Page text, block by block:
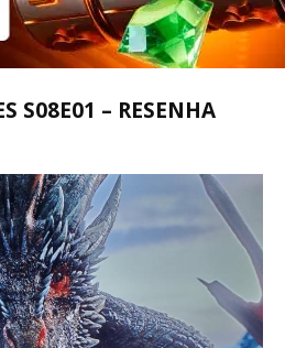
S08E01 – RESENHA